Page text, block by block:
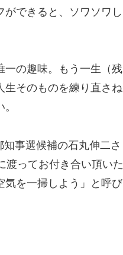
できると、ソワソワし
一の趣味。もう一生（残
生そのものを練り直さね
事選候補の石丸伸二さ
渡ってお付き合い頂いた
気を一掃しよう」と呼び